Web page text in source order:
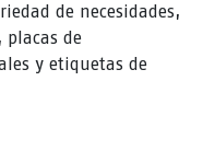
de necesidades,
de
y etiquetas de